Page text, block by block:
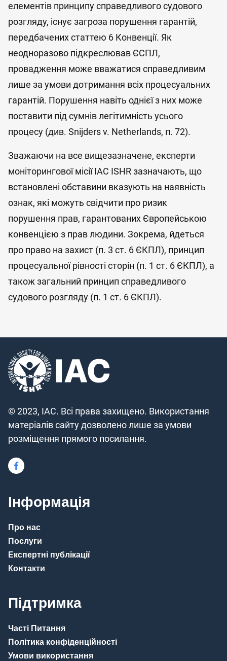
елементів принципу справедливого судового
розгляду, існує загроза порушення гарантій,
передбачених статтею 6 Конвенції. Як
неодноразово підкреслював ЄСПЛ,
провадження може вважатися справедливим
лише за умови дотримання всіх процесуальних
гарантій. Порушення навіть однієї з них може
поставити під сумнів легітимність усього
процесу (див. Snijders v. Netherlands, п. 72).
Зважаючи на все вищезазначене, експерти
моніторингової місії IAC ISHR зазначають, що
встановлені обставини вказують на наявність
ознак, які можуть свідчити про ризик
порушення прав, гарантованих Європейською
конвенцією з прав людини. Зокрема, йдеться
про право на захист (п. 3 ст. 6 ЄКПЛ), принцип
процесуальної рівності сторін (п. 1 ст. 6 ЄКПЛ), а
також загальний принцип справедливого
судового розгляду (п. 1 ст. 6 ЄКПЛ).
© 2023, IAC. Всі права захищено. Використання
матеріалів сайту дозволено лише за умови
розміщення прямого посилання.
Інформація
Про нас
Послуги
Експертні публікації
Контакти
Підтримка
Часті Питання
Політика конфіденційності
Умови використання